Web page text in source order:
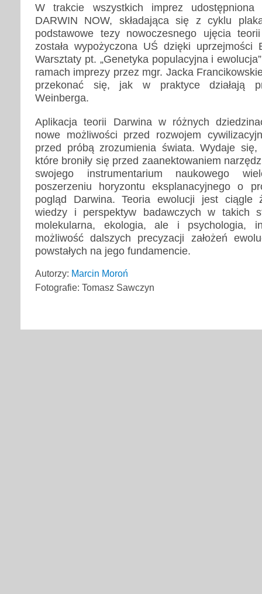
W trakcie wszystkich imprez udostępniona
DARWIN NOW, składająca się z cyklu
podstawowe tezy nowoczesnego ujęcia
została wypożyczona UŚ dzięki uprzejmości
Warsztaty pt. „Genetyka populacyjna i
ramach imprezy przez mgr. Jacka
przekonać się, jak w praktyce działają
Weinberga.
Aplikacja teorii Darwina w różnych
nowe możliwości przed rozwojem
przed próbą zrozumienia świata. Wydaje
które broniły się przed zaanektowaniem
swojego instrumentarium naukowego
poszerzeniu horyzontu eksplanacyjnego o
pogląd Darwina. Teoria ewolucji jest ciągle
wiedzy i perspektyw badawczych w takich
molekularna, ekologia, ale i psychologia,
możliwość dalszych precyzacji założeń
powstałych na jego fundamencie.
Autorzy: Marcin Moroń
Fotografie: Tomasz Sawczyn